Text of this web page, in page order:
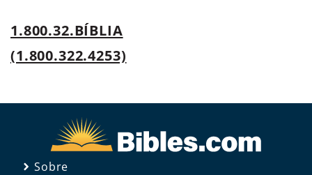
1.800.32.BÍBLIA
(1.800.322.4253)
Sobre